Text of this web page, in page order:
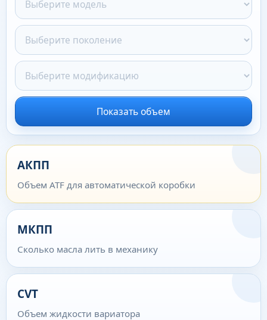
Показать объем
АКПП
Объем ATF для автоматической коробки
МКПП
Сколько масла лить в механику
CVT
Объем жидкости вариатора